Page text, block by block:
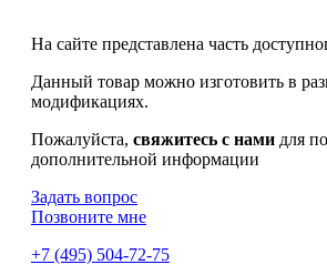
На сайте представлена часть
Данный товар можно изготовить в
модификациях.
Пожалуйста, свяжитесь с нами для
дополнительной информации
Задать вопрос
Позвоните мне
+7 (495) 504-72-75